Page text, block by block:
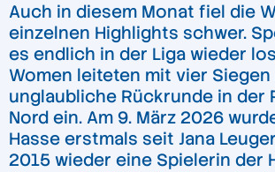
Auch in diesem Monat fiel die
einzelnen Highlights schwer.
es endlich in der Liga wieder
Women leiteten mit vier
unglaubliche Rückrunde in der
Nord ein. Am 9. März 2026
Hasse erstmals seit Jana
2015 wieder eine Spielerin der